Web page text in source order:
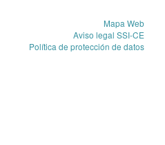
Mapa Web
Aviso legal SSI-CE
Política de protección de datos